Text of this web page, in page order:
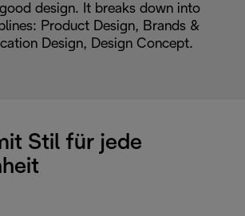
design. It breaks down into
Product Design, Brands &
Design, Design Concept.
Stil für jede